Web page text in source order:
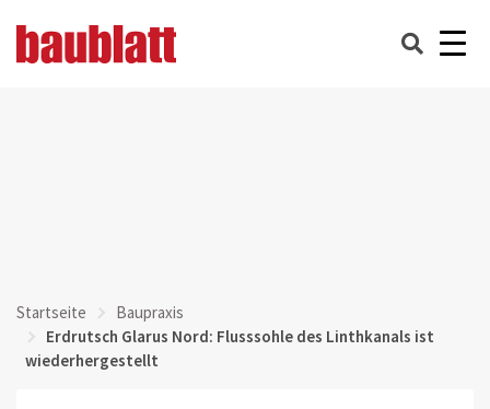
Startseite
Baupraxis
Erdrutsch Glarus Nord: Flusssohle des Linthkanals ist
wiederhergestellt